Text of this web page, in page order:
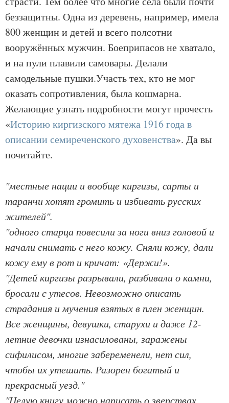
беззащитны. Одна из деревень, например, имела
800 женщин и детей и всего полсотни
вооружённых мужчин. Боеприпасов не хватало,
и на пули плавили самовары. Делали
самодельные пушки.Участь тех, кто не мог
оказать сопротивления, была кошмарна.
Желающие узнать подробности могут прочесть
«Историю киргизского мятежа 1916 года в
описании семиреченского духовенства». Да вы
почитайте.
"местные нации и вообще киргизы, сарты и
таранчи хотят громить и избивать русских
жителей".
"одного старца повесили за ноги вниз головой и
начали снимать с него кожу. Сняли кожу, дали
кожу ему в рот и кричат: «Держи!».
"Детей киргизы разрывали, разбивали о камни,
бросали с утесов. Невозможно описать
страдания и мучения взятых в плен женщин.
Все женщины, девушки, старухи и даже 12-
летние девочки изнасилованы, заражены
сифилисом, многие забеременели, нет сил,
чтобы их утешить. Разорен богатый и
прекрасный уезд."
"Целую книгу можно написать о зверствах